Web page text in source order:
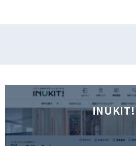
INUKIT!